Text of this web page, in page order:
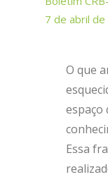
7 de abril
O que
espaço
Essa